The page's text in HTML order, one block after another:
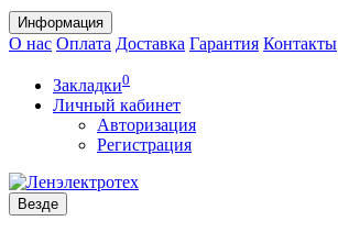
Информация
О нас Оплата Доставка Гарантия Контакты
Закладки0
Личный кабинет
Авторизация
Регистрация
Везде